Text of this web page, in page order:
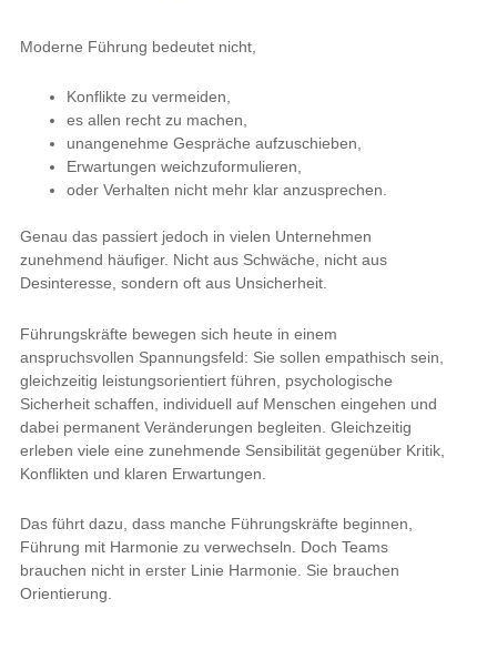
Moderne Führung bedeutet nicht,
Konflikte zu vermeiden,
es allen recht zu machen,
unangenehme Gespräche aufzuschieben,
Erwartungen weichzuformulieren,
oder Verhalten nicht mehr klar anzusprechen.
Genau das passiert jedoch in vielen Unternehmen
zunehmend häufiger. Nicht aus Schwäche, nicht aus
Desinteresse, sondern oft aus Unsicherheit.
Führungskräfte bewegen sich heute in einem
anspruchsvollen Spannungsfeld: Sie sollen empathisch sein,
gleichzeitig leistungsorientiert führen, psychologische
Sicherheit schaffen, individuell auf Menschen eingehen und
dabei permanent Veränderungen begleiten. Gleichzeitig
erleben viele eine zunehmende Sensibilität gegenüber Kritik,
Konflikten und klaren Erwartungen.
Das führt dazu, dass manche Führungskräfte beginnen,
Führung mit Harmonie zu verwechseln. Doch Teams
brauchen nicht in erster Linie Harmonie. Sie brauchen
Orientierung.